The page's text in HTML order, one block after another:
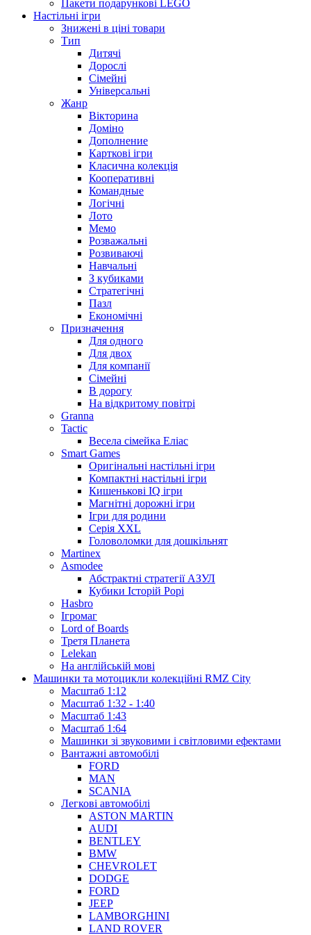
Пакети подарункові LEGO
Настільні ігри
Знижені в ціні товари
Тип
Дитячі
Дорослі
Сімейні
Універсальні
Жанр
Вікторина
Доміно
Дополнение
Карткові ігри
Класична колекція
Кооперативні
Командные
Логічні
Лото
Мемо
Розважальні
Розвиваючі
Навчальні
З кубиками
Стратегічні
Пазл
Економічні
Призначення
Для одного
Для двох
Для компанії
Сімейні
В дорогу
На відкритому повітрі
Granna
Tactic
Весела сімейка Еліас
Smart Games
Оригінальні настільні ігри
Компактні настільні ігри
Кишенькові IQ ігри
Магнітні дорожні ігри
Ігри для родини
Серія XXL
Головоломки для дошкільнят
Martinex
Asmodee
Абстрактні стратегії АЗУЛ
Кубики Історій Рорі
Hasbro
Ігромаг
Lord of Boards
Третя Планета
Lelekan
На англійській мові
Машинки та мотоцикли колекційні RMZ City
Масштаб 1:12
Масштаб 1:32 - 1:40
Масштаб 1:43
Масштаб 1:64
Машинки зі звуковими і світловими ефектами
Вантажні автомобілі
FORD
MAN
SCANIA
Легкові автомобілі
ASTON MARTIN
AUDI
BENTLEY
BMW
CHEVROLET
DODGE
FORD
JEEP
LAMBORGHINI
LAND ROVER